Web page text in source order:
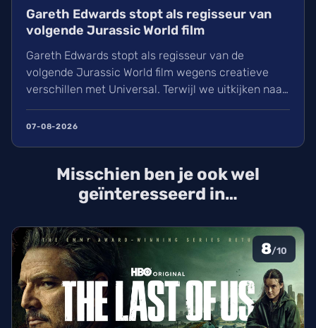
Gareth Edwards stopt als regisseur van
volgende Jurassic World film
Gareth Edwards stopt als regisseur van de
volgende Jurassic World film wegens creatieve
verschillen met Universal. Terwijl we uitkijken naar
het vervolg op Rebirth (2025), is de zoektocht naar
een nieuwe leider voor de film van 2027 gestart.
07-08-2026
Misschien ben je ook wel
geïnteresseerd in…
8/10